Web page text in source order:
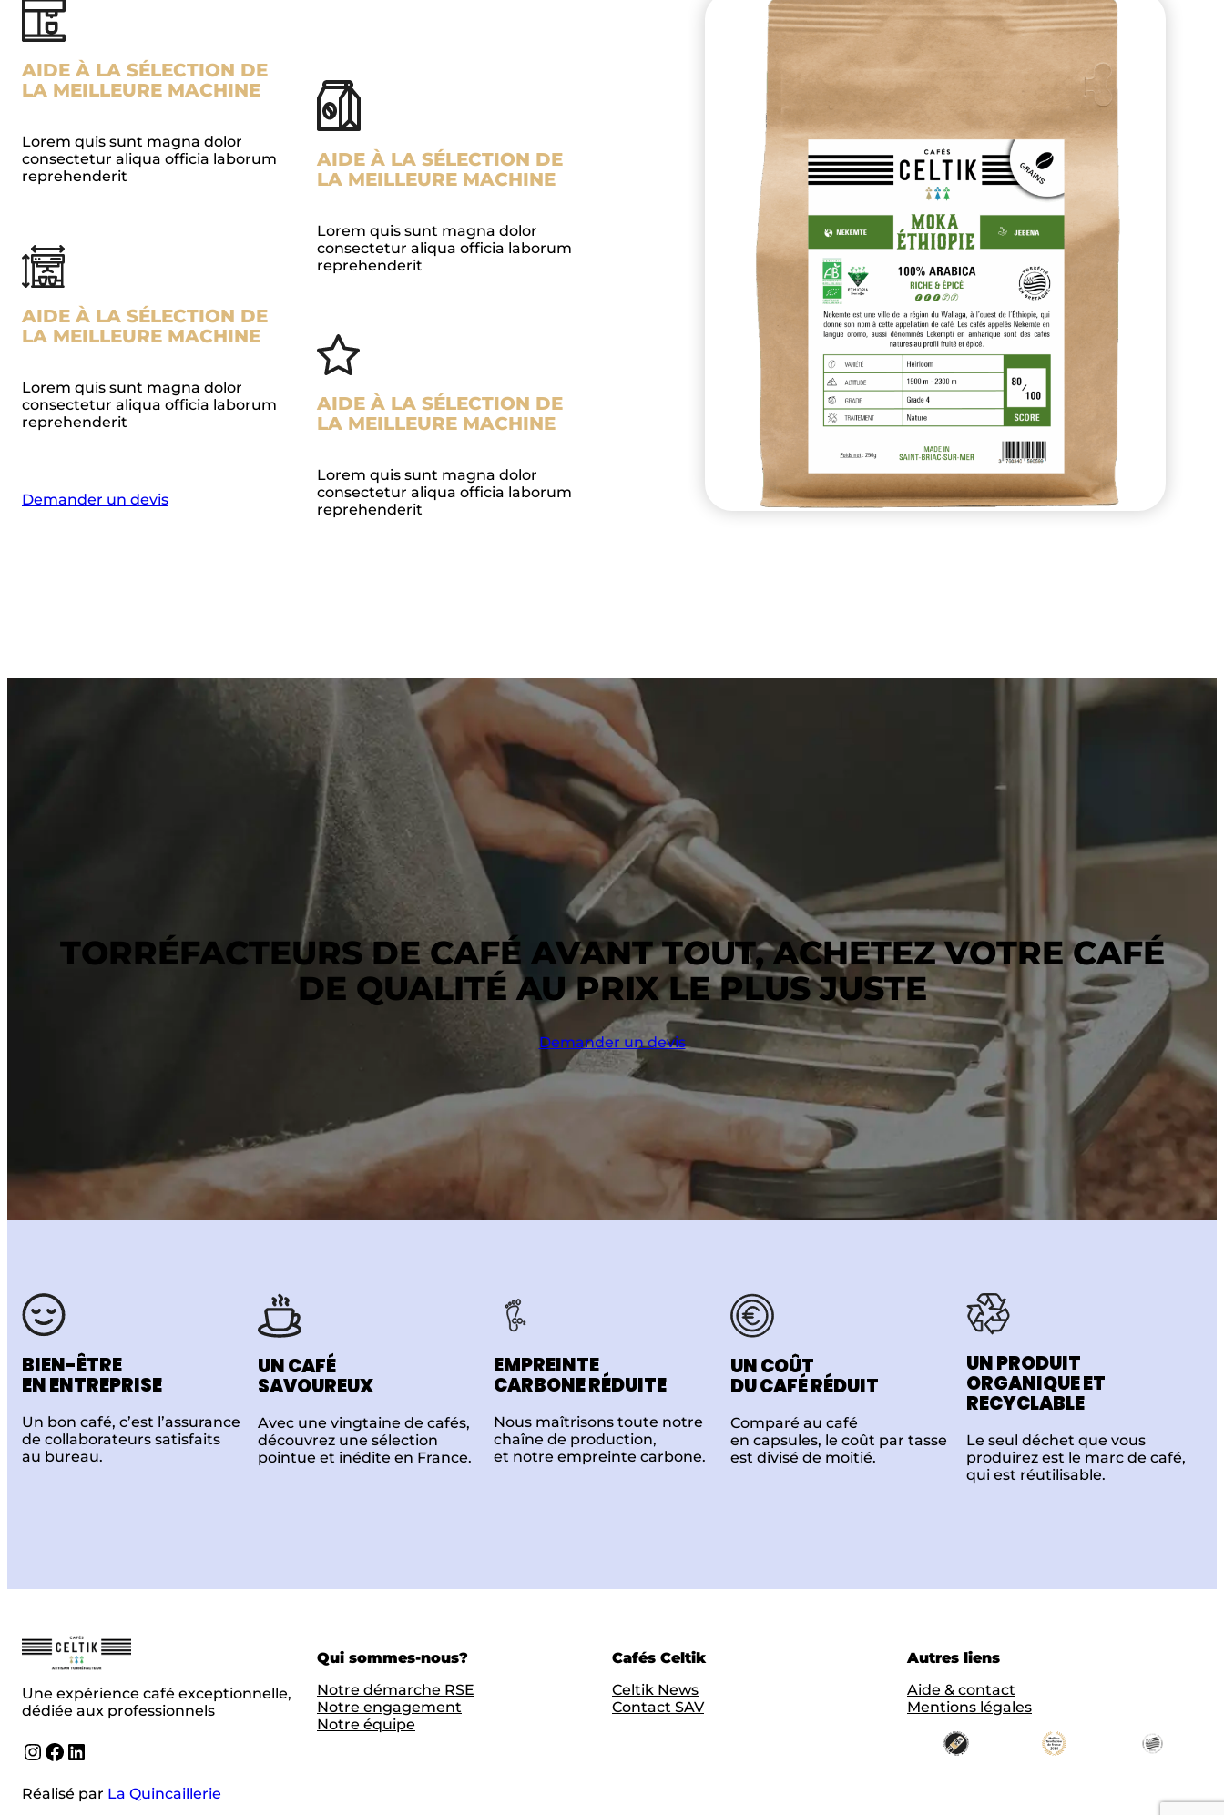
AIDE À LA SÉLECTION DE
LA MEILLEURE MACHINE
Lorem quis sunt magna dolor
consectetur aliqua officia laborum
reprehenderit
AIDE À LA SÉLECTION DE
LA MEILLEURE MACHINE
Lorem quis sunt magna dolor
consectetur aliqua officia laborum
reprehenderit
Demander un devis
AIDE À LA SÉLECTION DE
LA MEILLEURE MACHINE
Lorem quis sunt magna dolor
consectetur aliqua officia laborum
reprehenderit
AIDE À LA SÉLECTION DE
LA MEILLEURE MACHINE
Lorem quis sunt magna dolor
consectetur aliqua officia laborum
reprehenderit
TORRÉFACTEURS DE CAFÉ AVANT TOUT, ACHETEZ VOTRE CAFÉ
DE QUALITÉ AU PRIX LE PLUS JUSTE
Demander un devis
BIEN-ÊTRE
EN ENTREPRISE
Un bon café, c’est l’assurance
de collaborateurs satisfaits
au bureau.
UN CAFÉ
SAVOUREUX
Avec une vingtaine de cafés,
découvrez une sélection
pointue et inédite en France.
EMPREINTE
CARBONE RÉDUITE
Nous maîtrisons toute notre
chaîne de production,
et notre empreinte carbone.
UN COÛT
DU CAFÉ RÉDUIT
Comparé au café
en capsules, le coût par tasse
est divisé de moitié.
UN PRODUIT
ORGANIQUE ET
RECYCLABLE
Le seul déchet que vous
produirez est le marc de café,
qui est réutilisable.
Une expérience café exceptionnelle,
dédiée aux professionnels
InstagramFacebook LinkedIn
Réalisé par La Quincaillerie
Qui sommes-nous?
Notre démarche RSE
Notre engagement
Notre équipe
Cafés Celtik
Celtik News
Contact SAV
Autres liens
Aide & contact
Mentions légales